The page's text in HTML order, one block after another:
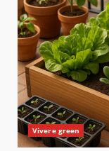
Vivere green